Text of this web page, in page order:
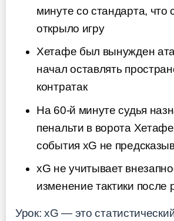
минуте со стандарта, что
открыло игру
Хетафе был вынужден
начал оставлять
контратак
На 60-й минуте судья
пенальти в ворота
события xG не
xG не учитывает
изменение тактики после
Урок: xG — это